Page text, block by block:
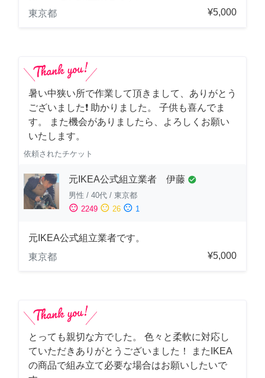
東京都
¥5,000
暑い中狭い所で作業して頂きまして、ありがとう
ございました❗️ 助かりました。 子供も喜んでま
す。 また機会がありましたら、よろしくお願い
いたします。
依頼されたチケット
元IKEA公式組立業者 伊藤 check_circle
男性 / 40代 / 東京都
sentiment_satisfied 2249 sentiment_neutral 26 sentiment_dissatisfied 1
元IKEA公式組立業者です。
東京都
¥5,000
とっても親切な方でした。 色々と柔軟に対応し
ていただきありがとうございました！ またIKEA
の商品で組み立て必要な場合はお願いしたいで